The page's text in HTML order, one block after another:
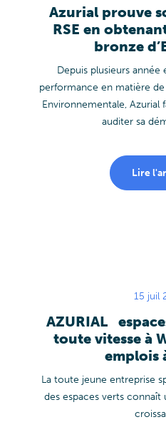
Azurial prouve
RSE en
bronze
Depuis plusieurs année
performance en matière
Environnementale, Azurial
auditer sa
Lire
15 juil
AZURIAL
toute vitesse à
emplois
La toute jeune entreprise
des espaces verts connaît